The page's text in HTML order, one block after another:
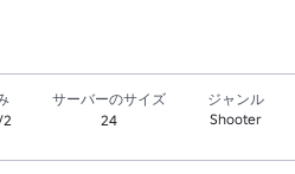
2
サーバーのサイズ
24
ジャンル
Shooter